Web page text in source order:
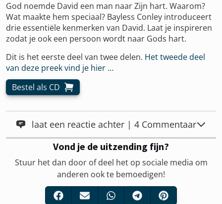
God noemde David een man naar Zijn hart. Waarom?
Wat maakte hem speciaal? Bayless Conley introduceert
drie essentiële kenmerken van David. Laat je inspireren
zodat je ook een persoon wordt naar Gods hart.
Dit is het eerste deel van twee delen. Het tweede deel
van deze preek vind je hier …
Bestel als CD
laat een reactie achter | 4 Commentaar
Vond je de uitzending fijn?
Stuur het dan door of deel het op sociale media om
anderen ook te bemoedigen!